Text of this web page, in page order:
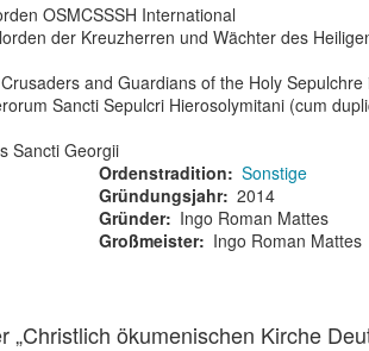
OSMCSSSH International
der Kreuzherren und Wächter des
and Guardians of the Holy
Sancti Sepulcri Hierosolymitani (cum
Sancti Georgii
Ordenstradition
Sonstige
Gründungsjahr
2014
Gründer
Ingo Roman Mattes
Großmeister
Ingo Roman Mattes
„Christlich ökumenischen Kirche